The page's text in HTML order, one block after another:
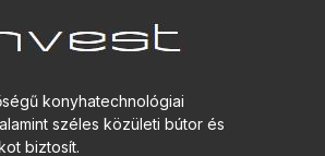
konyhatechnológiai
széles közületi bútor és
biztosít.